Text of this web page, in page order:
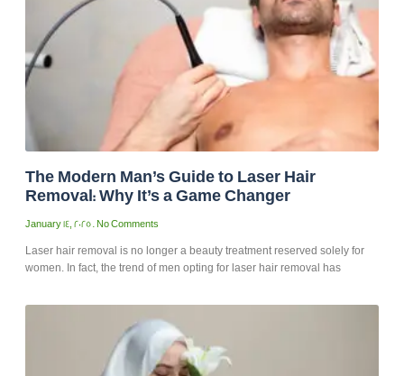
The Modern Man’s Guide to Laser Hair
Removal: Why It’s a Game Changer
January 14, 2025 No Comments
Laser hair removal is no longer a beauty treatment reserved solely for
women. In fact, the trend of men opting for laser hair removal has